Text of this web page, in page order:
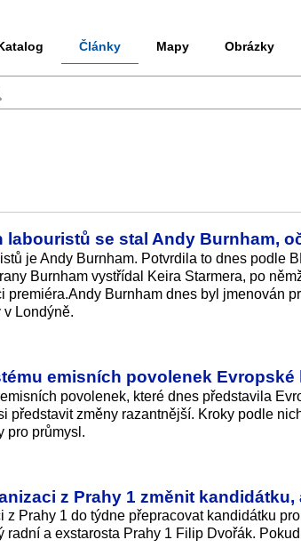
Články Mapy Obrázky
se stal Andy Burnham,
je Andy Burnham. Potvrdila to dnes podle
Burnham vystřídal Keira Starmera, po
premiéra.Andy Burnham dnes byl jmenován
v Londýně.
emisních povolenek
povolenek, které dnes představila
představit změny razantnější. Kroky podle
pro průmysl.
z Prahy 1 změnit
Prahy 1 do týdne přepracovat kandidátku
radní a exstarosta Prahy 1 Filip Dvořák.